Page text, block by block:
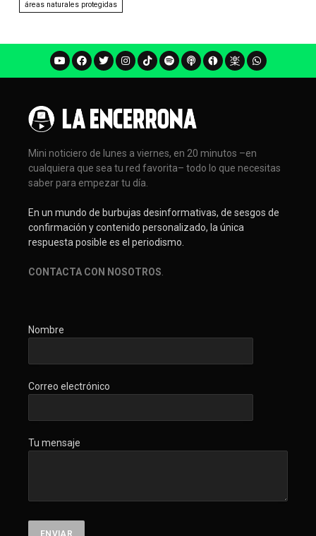
áreas naturales protegidas
Mini noticiero de lunes a viernes, en 20 minutos –en
cualquiera que sea tu red favorita– todo lo que necesitas
saber para empezar tu día.
En un mundo de burbujas desinformativas, de sesgos de
confirmación y contenido personalizado, la única
respuesta posible es el periodismo.
CONTACTA CON NOSOTROS
Nombre
Correo electrónico
Tu mensaje